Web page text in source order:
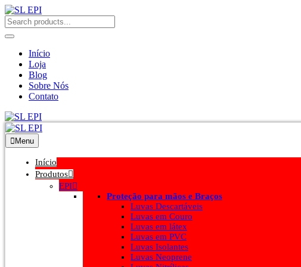
Início
Loja
Blog
Sobre Nós
Contato
Menu
Início
Produtos
EPI
Proteção para mãos e Braços
Luvas Descartáveis
Luvas em Couro
Luvas em látex
Luvas em PVC
Luvas Isolantes
Luvas Neoprene